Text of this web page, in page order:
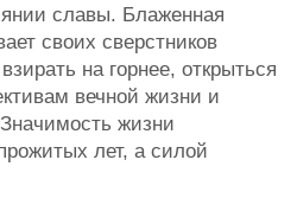
славы. Блаженная
своих сверстников
на горнее, открыться
вечной жизни и
жизни
лет, а силой